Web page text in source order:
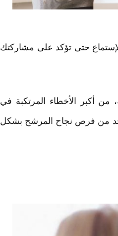
حتى تؤكد على مشاركتك
أكبر الأخطاء المرتكبة في
من فرص نجاح المرشح بشكل